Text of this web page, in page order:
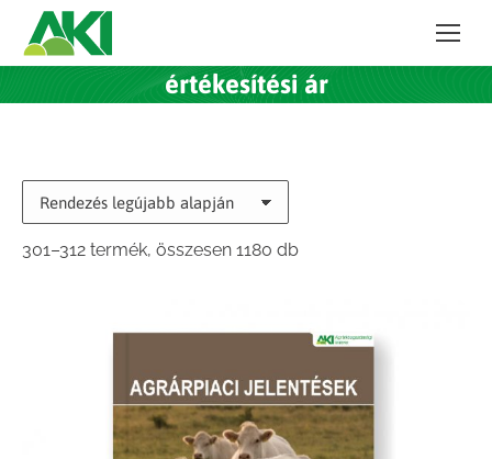
értékesítési ár
301–312 termék, összesen 1180 dbSorted